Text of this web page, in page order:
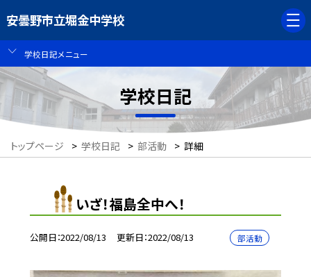
安曇野市立堀金中学校
学校日記メニュー
学校日記
トップページ > 学校日記 > 部活動 > 詳細
いざ！福島全中へ！
公開日 2022/08/13 更新日 2022/08/13 部活動